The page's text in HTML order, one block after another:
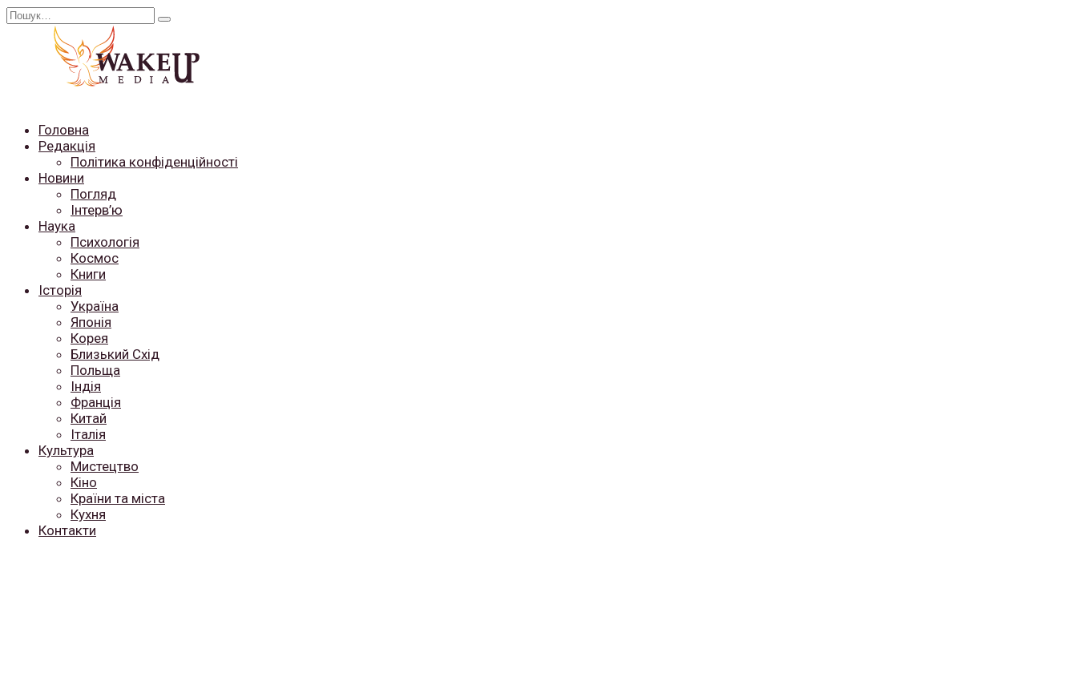
Перейти
Search
Головна
Редакція
Політика конфіденційності
Новини
Погляд
Інтерв’ю
Наука
Психологія
Космос
Книги
Історія
Україна
Японія
Корея
Близький Схід
Польща
Індія
Франція
Китай
Італія
Культура
Мистецтво
Кіно
Країни та міста
Кухня
Контакти